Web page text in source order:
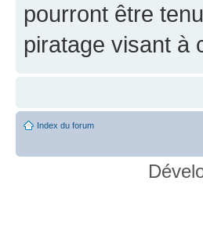
pourront être
piratage visant à
Index du forum